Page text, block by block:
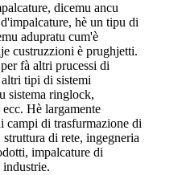
dicemu ancu
hè un tipu di
adupratu cum'è
custruzzioni è prughjetti.
fà altri prucessi di
tipi di sistemi
sistema ringlock,
Hè largamente
campi di trasfurmazione di
di rete, ingegneria
impalcature di
industrie.